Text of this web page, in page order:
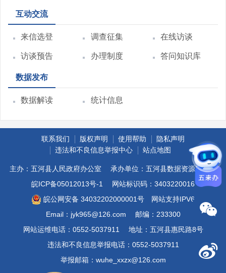
互动交流
来信选登 调查征集 在线访谈
访谈预告 办理制度 答问知识库
数据发布
数据解读 统计信息
联系我们 版权声明 使用帮助
隐私声明
违法和不良信息举报中心
站点地图
主办：五河县人民政府办公室
承办单位：五河县数据资源管理局
皖ICP备05012013号-1
网站标识码：3403220016
皖公网安备 34032202000001号
网站支持IPV6
Email：jyk965@126.com
邮编：233300
网站运维电话：0552-5037911
地址：五河县惠民路8号
违法和不良信息举报电话：0552-5037911
举报邮箱：wuhe_xxzx@126.com